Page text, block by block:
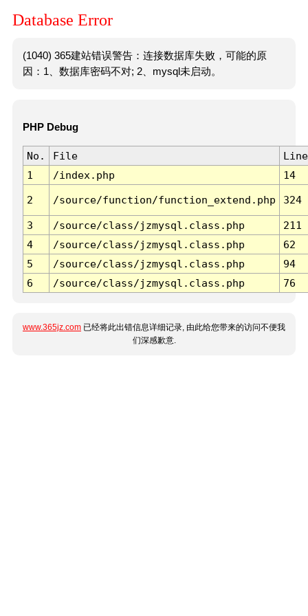
Database Error
(1040) 365建站错误警告：连接数据库失败，可能的原
因：1、数据库密码不对; 2、mysql未启动。
PHP Debug
No. File
Line
1
/index.php 14
2 /source/function/function_extend.php 324
3 /source/class/jzmysql.class.php
211
4
/source/class/jzmysql.class.php
62
5
/source/class/jzmysql.class.php
94
6
/source/class/jzmysql.class.php 76
www.365jz.com 已经将此出错信息详细记录, 由此给您带来的访问不便我
们深感歉意.